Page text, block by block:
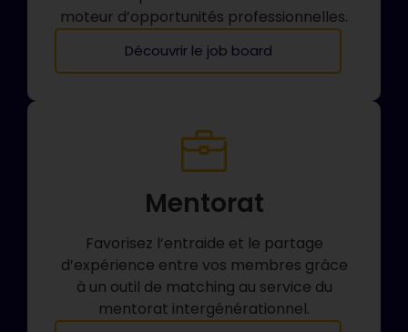
moteur d’opportunités professionnelles.
Découvrir le job board
Mentorat
Favorisez l’entraide et le partage
d’expérience entre vos membres grâce
à un outil de matching au service du
mentorat intergénérationnel.